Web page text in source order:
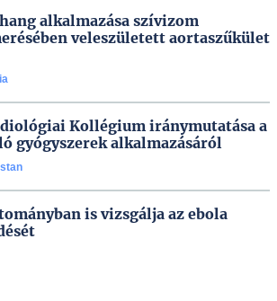
alkalmazása szívizom
veleszületett aortaszűkület
Kollégium iránymutatása a
gyógyszerek alkalmazásáról
is vizsgálja az ebola